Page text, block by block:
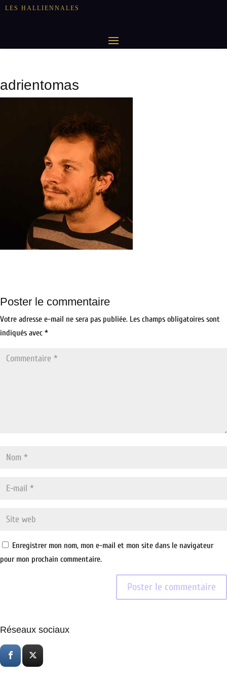
LES HALLIENNALES
adrientomas
Poster le commentaire
Votre adresse e-mail ne sera pas publiée. Les champs obligatoires sont
indiqués avec *
Enregistrer mon nom, mon e-mail et mon site dans le navigateur
pour mon prochain commentaire.
Réseaux sociaux